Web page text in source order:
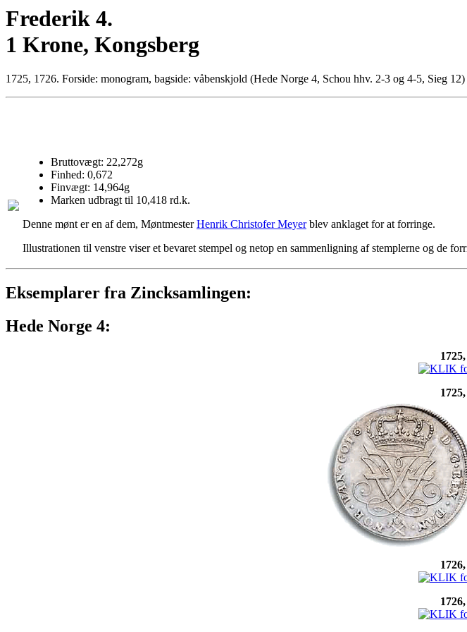
Frederik 4.
1 Krone, Kongsberg
1725, 1726. Forside: monogram, bagside: våbenskjold (Hede Norge 4, Schou hhv. 2-3 og 4-5, Sieg 12)
Bruttovægt: 22,272g
Finhed: 0,672
Finvægt: 14,964g
Marken udbragt til 10,418 rd.k.
Denne mønt er en af dem, MøntmesterHenrik Christofer Meyerblev anklaget for at forringe.
Illustrationen til venstre viser et bevaret stempel og netop en sammenligning af stemplerne og de
Eksemplarer fra Zincksamlingen:
Hede Norge 4: